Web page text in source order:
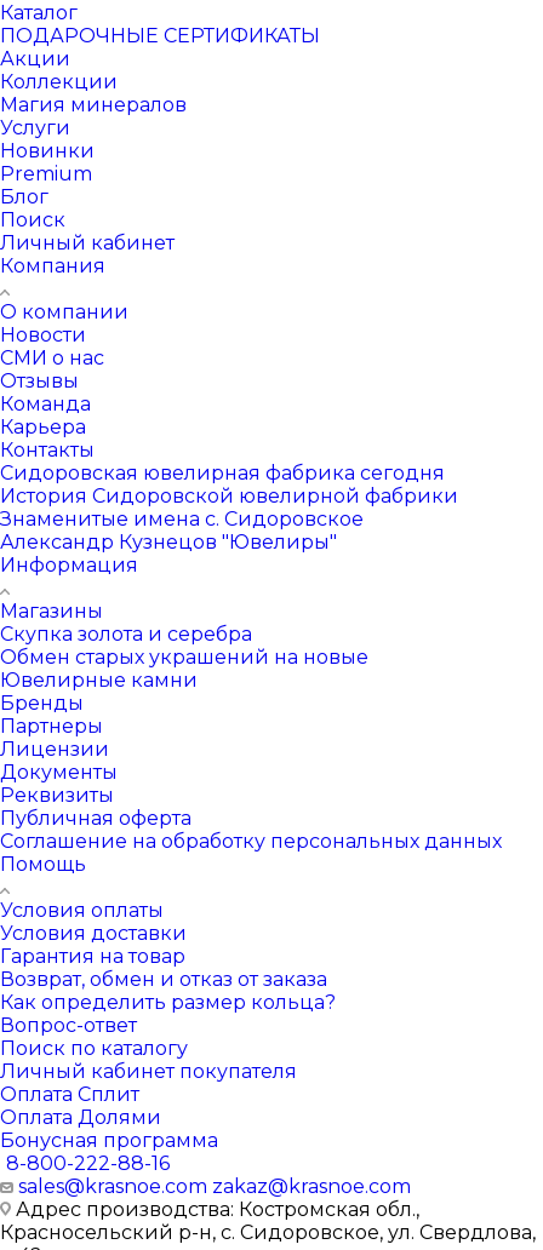
Каталог
ПОДАРОЧНЫЕ СЕРТИФИКАТЫ
Акции
Коллекции
Магия минералов
Услуги
Новинки
Premium
Блог
Поиск
Личный кабинет
Компания
О компании
Новости
СМИ о нас
Отзывы
Команда
Карьера
Контакты
Сидоровская ювелирная фабрика сегодня
История Сидоровской ювелирной фабрики
Знаменитые имена с. Сидоровское
Александр Кузнецов "Ювелиры"
Информация
Магазины
Скупка золота и серебра
Обмен старых украшений на новые
Ювелирные камни
Бренды
Партнеры
Лицензии
Документы
Реквизиты
Публичная оферта
Соглашение на обработку персональных данных
Помощь
Условия оплаты
Условия доставки
Гарантия на товар
Возврат, обмен и отказ от заказа
Как определить размер кольца?
Вопрос-ответ
Поиск по каталогу
Личный кабинет покупателя
Оплата Сплит
Оплата Долями
Бонусная программа
8-800-222-88-16
sales@krasnoe.com zakaz@krasnoe.com
Адрес производства: Костромская обл.,
Красносельский р-н, с. Сидоровское, ул. Свердлова,